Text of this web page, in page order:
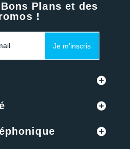
Plans et des
!
Je m'inscris